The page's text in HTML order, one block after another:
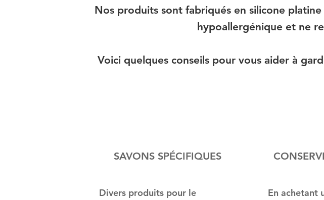
Nos produits sont fabriqués en silicone
hypoallergénique et ne
Voici quelques conseils pour vous aider à
SAVONS SPÉCIFIQUES
Divers produits pour le
En achetant